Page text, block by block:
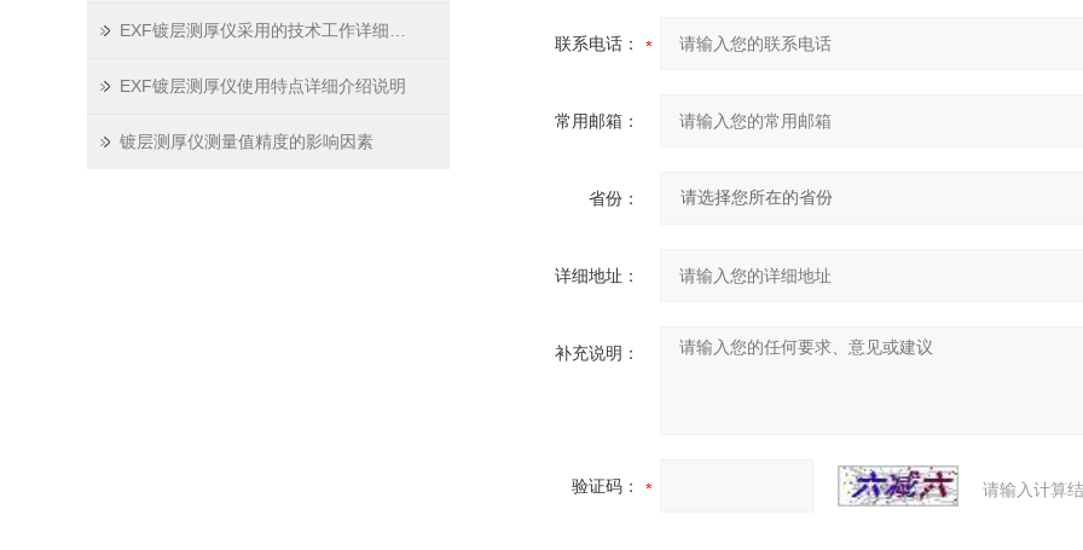
EXF镀层测厚仪使用特点详细介绍说明
镀层测厚仪测量值精度的影响因素
联系电话：
常用邮箱：
省份：
详细地址：
补充说明：
验证码： 请输入计算